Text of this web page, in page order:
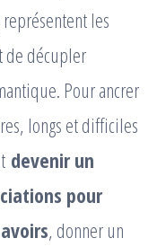
les
de décupler
Pour ancrer
longs et difficiles
devenir un
pour
, donner un